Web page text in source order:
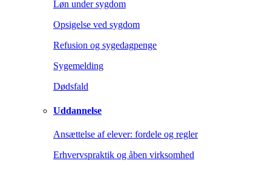
Løn under sygdom
Opsigelse ved sygdom
Refusion og sygedagpenge
Sygemelding
Dødsfald
Uddannelse
Ansættelse af elever: fordele og regler
Erhvervspraktik og åben virksomhed